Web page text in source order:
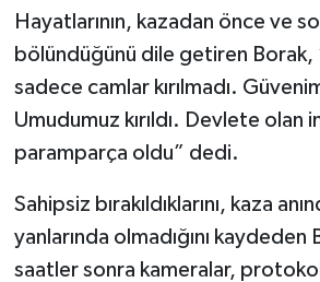
Hayatlarının, kazadan önce ve
bölündüğünü dile getiren
sadece camlar kırılmadı.
Umudumuz kırıldı. Devlete olan
paramparça oldu” dedi.
Sahipsiz bırakıldıklarını, kaza
yanlarında olmadığını kaydeden
saatler sonra kameralar,